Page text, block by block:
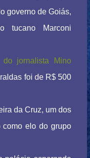
governo de Goiás,
tucano Marconi
do jornalista Mino
foi de R$ 500
da Cruz, um dos
como elo do grupo